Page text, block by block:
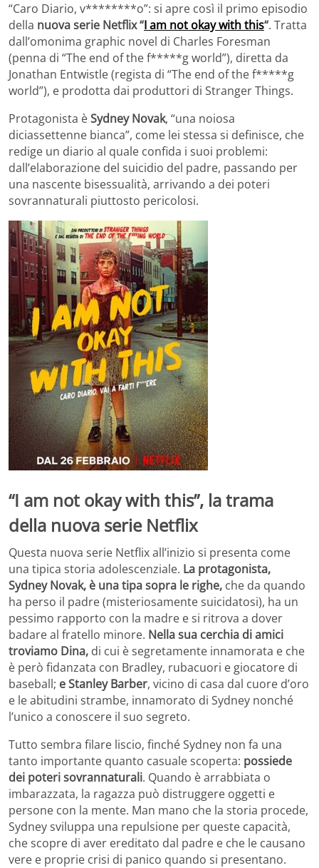
“Caro Diario, v********o”: si apre così il primo episodio
della nuova serie Netflix “I am not okay with this“. Tratta
dall’omonima graphic novel di Charles Foresman
(penna di “The end of the f*****g world”), diretta da
Jonathan Entwistle (regista di “The end of the f*****g
world”), e prodotta dai produttori di Stranger Things.
Protagonista èSydney Novak, “una noiosa
diciassettenne bianca”, come lei stessa si definisce, che
redige un diario al quale confida i suoi problemi:
dall’elaborazione del suicidio del padre, passando per
una nascente bisessualità, arrivando a dei poteri
sovrannaturali piuttosto pericolosi.
“I am not okay with this”, la trama
della nuova serie Netflix
Questa nuova serie Netflix all’inizio si presenta come
una tipica storia adolescenziale. La protagonista,
Sydney Novak, è una tipa sopra le righe, che da quando
ha perso il padre (misteriosamente suicidatosi), ha un
pessimo rapporto con la madre e si ritrova a dover
badare al fratello minore. Nella sua cerchia di amici
troviamo Dina, di cui è segretamente innamorata e che
è però fidanzata con Bradley, rubacuori e giocatore di
baseball; e Stanley Barber, vicino di casa dal cuore d’oro
e le abitudini strambe, innamorato di Sydney nonché
l’unico a conoscere il suo segreto.
Tutto sembra filare liscio, finché Sydney non fa una
tanto importante quanto casuale scoperta: possiede
dei poteri sovrannaturali. Quando è arrabbiata o
imbarazzata, la ragazza può distruggere oggetti e
persone con la mente. Man mano che la storia procede,
Sydney sviluppa una repulsione per queste capacità,
che scopre di aver ereditato dal padre e che le causano
vere e proprie crisi di panico quando si presentano.